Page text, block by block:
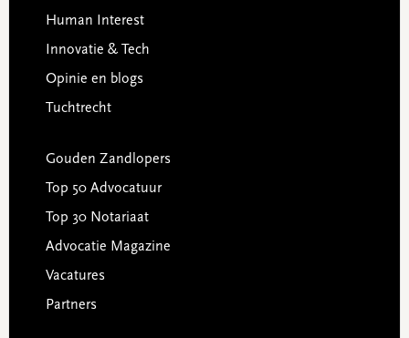
Human Interest
Innovatie & Tech
Opinie en blogs
Tuchtrecht
Gouden Zandlopers
Top 50 Advocatuur
Top 30 Notariaat
Advocatie Magazine
Vacatures
Partners